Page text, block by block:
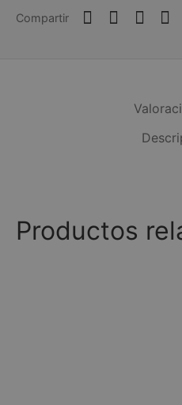
Compartir
Productos